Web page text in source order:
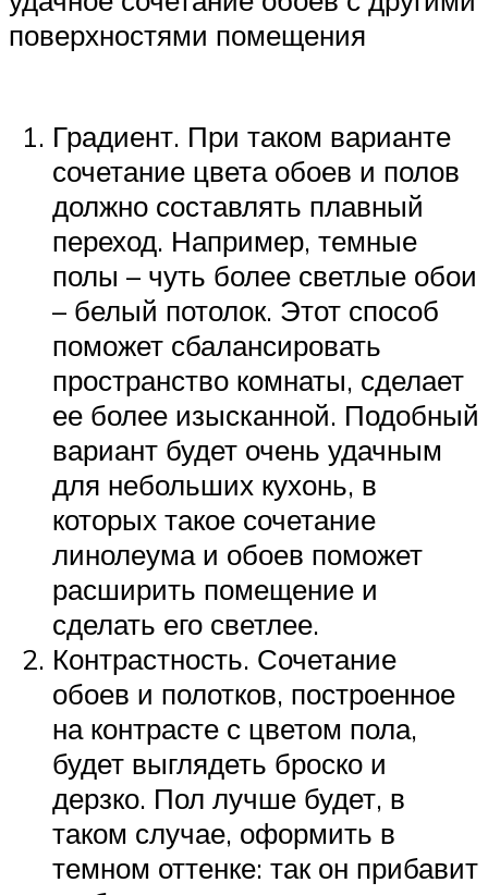
поверхностями помещения
Градиент. При таком варианте
сочетание цвета обоев и полов
должно составлять плавный
переход. Например, темные
полы – чуть более светлые обои
– белый потолок. Этот способ
поможет сбалансировать
пространство комнаты, сделает
ее более изысканной. Подобный
вариант будет очень удачным
для небольших кухонь, в
которых такое сочетание
линолеума и обоев поможет
расширить помещение и
сделать его светлее.
Контрастность. Сочетание
обоев и полотков, построенное
на контрасте с цветом пола,
будет выглядеть броско и
дерзко. Пол лучше будет, в
таком случае, оформить в
темном оттенке: так он прибавит